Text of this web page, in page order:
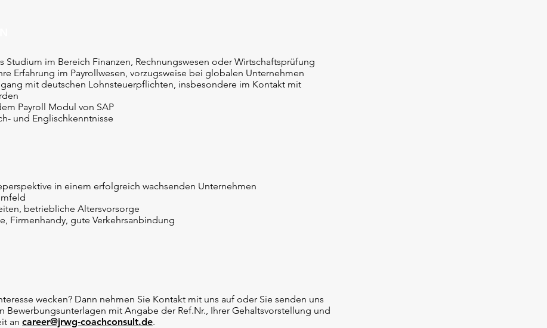
Studium im Bereich Finanzen, Rechnungswesen oder Wirtschaftsprüfung
Erfahrung im Payrollwesen, vorzugsweise bei globalen Unternehmen
mit deutschen Lohnsteuerpflichten, insbesondere im Kontakt mit
Payroll Modul von SAP
und Englischkenntnisse
in einem erfolgreich wachsenden Unternehmen
betriebliche Altersvorsorge
Firmenhandy, gute Verkehrsanbindung
wecken? Dann nehmen Sie Kontakt mit uns auf oder Sie senden uns
Bewerbungsunterlagen mit Angabe der Ref.Nr., Ihrer Gehaltsvorstellung und
an career@jrwg-coachconsult.de.